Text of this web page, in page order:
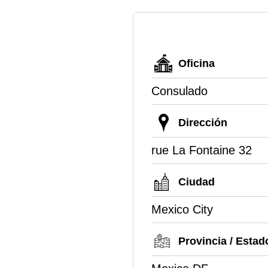
Oficina
Consulado
Dirección
rue La Fontaine 32
Ciudad
Mexico City
Provincia /